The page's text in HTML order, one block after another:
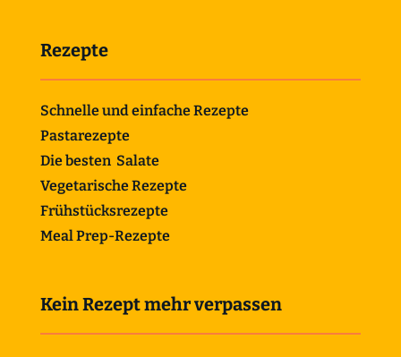
Rezepte
Schnelle und einfache Rezepte
Pastarezepte
Die besten Salate
Vegetarische Rezepte
Frühstücksrezepte
Meal Prep-Rezepte
Kein Rezept mehr verpassen